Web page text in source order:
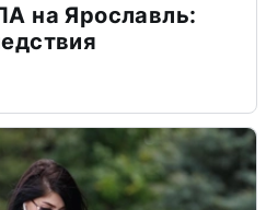
на Ярославль: